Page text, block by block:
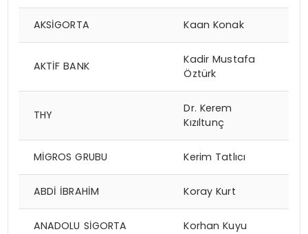
AKSİGORTA Kaan Konak
AKTİF BANK
Kadir Mustafa
Öztürk
THY
Dr. Kerem
Kızıltunç
MİGROS GRUBU Kerim Tatlıcı
ABDİ İBRAHİM Koray Kurt
ANADOLU SİGORTA Korhan Kuyu